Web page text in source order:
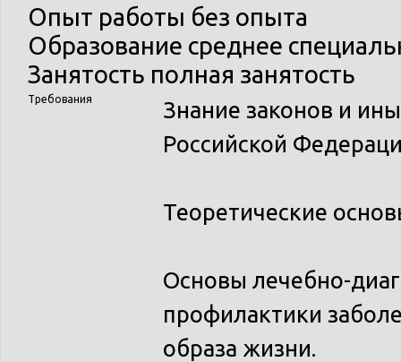
Опыт работы без опыта
Образование среднее
Занятость полная занятость
Требования
Знание законов и
Российской
Теоретические
Основы лечебно-
профилактики
образа жизни.